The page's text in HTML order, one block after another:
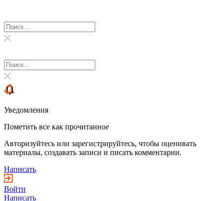
Уведомления
Пометить все как прочитанное
Авторизуйтесь или зарегистрируйтесь, чтобы оценивать
материалы, создавать записи и писать комментарии.
Написать
Войти
Написать